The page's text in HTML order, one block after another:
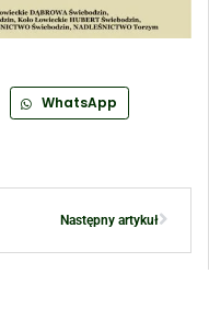
WhatsApp
Następny artykuł